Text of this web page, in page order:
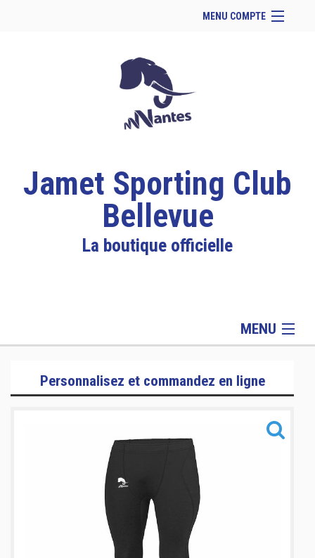
MENU COMPTE
Site Web du club
Facebook
Se connecter
Panier (vide
Jamet Sporting Club
Bellevue
La boutique officielle
MENU
Homme
Enfant
Equipements
Informations
Personnalisez et commandez en ligne